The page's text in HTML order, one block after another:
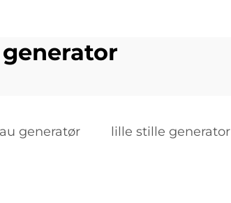
generatør lille stille generator